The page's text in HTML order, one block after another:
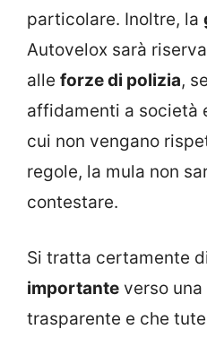
particolare. Inoltre, la
Autovelox sarà
alle forze di polizia,
affidamenti a società
cui non vengano
regole, la mula non
contestare.
Si tratta certamente
importante verso
trasparente e che